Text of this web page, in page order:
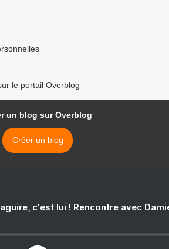
le portail Overblog
un blog sur Overblog
Créer un blog
c'est lui ! Rencontre avec